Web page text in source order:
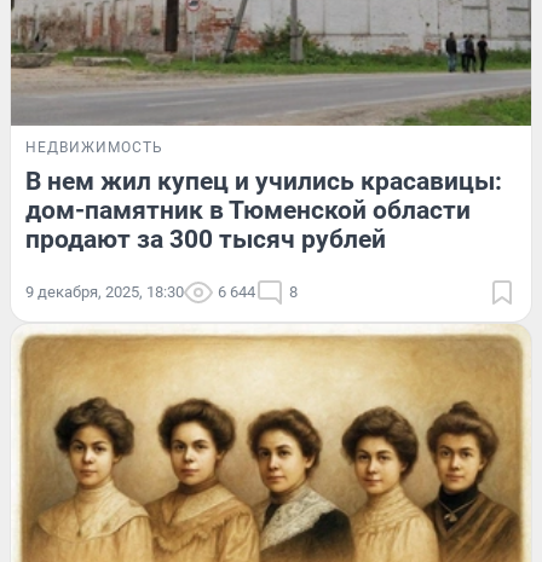
НЕДВИЖИМОСТЬ
В нем жил купец и учились красавицы:
дом-памятник в Тюменской области
продают за 300 тысяч рублей
9 декабря, 2025, 18:30 6 644 8